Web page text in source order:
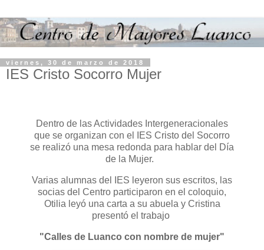
viernes, 30 de marzo de 2018
IES Cristo Socorro Mujer
Dentro de las Actividades Intergeneracionales
que se organizan con el IES Cristo del Socorro
se realizó una mesa redonda para hablar del Día
de la Mujer.
Varias alumnas del IES leyeron sus escritos, las
socias del Centro participaron en el coloquio,
Otilia leyó una carta a su abuela y Cristina
presentó el trabajo
"Calles de Luanco con nombre de mujer"